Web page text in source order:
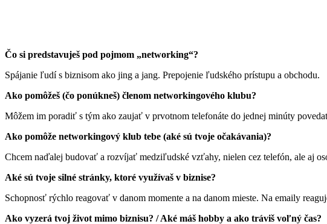
Čo si predstavuješ pod pojmom „networking“?
Spájanie ľudí s biznisom ako jing a jang. Prepojenie ľudského prístupu a obchodu.
Ako pomôžeš (čo ponúkneš) členom networkingového klubu?
Môžem im poradiť s tým ako zaujať v prvotnom telefonáte do jednej minúty
Ako pomôže networkingový klub tebe (aké sú tvoje očakávania)?
Chcem naďalej budovať a rozvíjať medziľudské vzťahy, nielen cez telefón, ale aj
Aké sú tvoje silné stránky, ktoré využívaš v biznise?
Schopnosť rýchlo reagovať v danom momente a na danom mieste. Na emaily
Ako vyzerá tvoj život mimo biznisu? / Aké máš hobby a ako tráviš voľný čas?